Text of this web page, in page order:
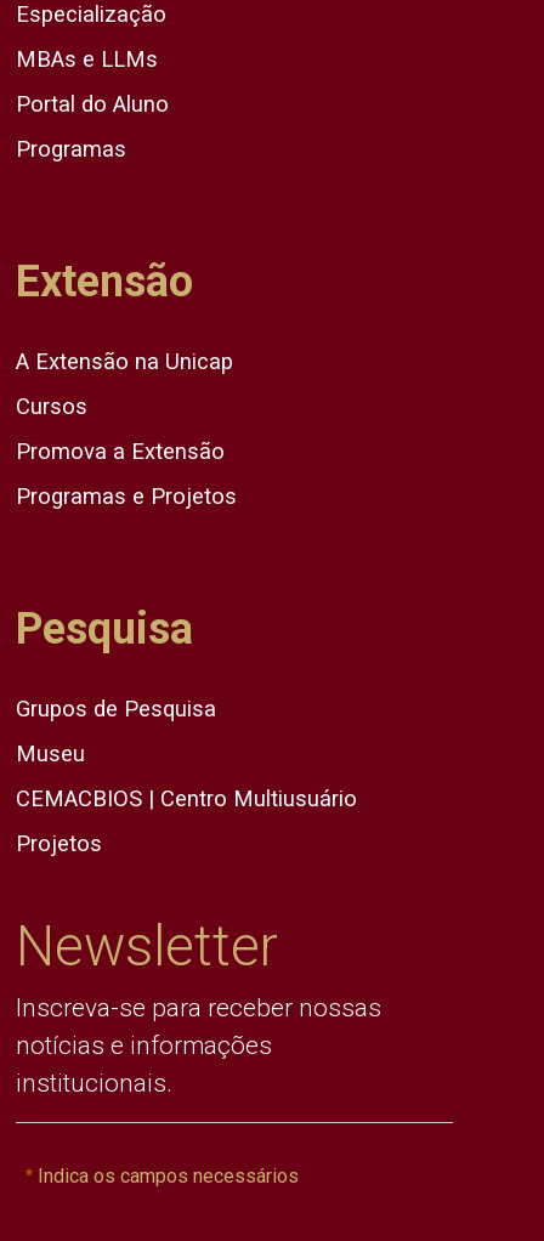
Especialização
MBAs e LLMs
Portal do Aluno
Programas
Extensão
A Extensão na Unicap
Cursos
Promova a Extensão
Programas e Projetos
Pesquisa
Grupos de Pesquisa
Museu
CEMACBIOS | Centro Multiusuário
Projetos
Newsletter
Inscreva-se para receber nossas
notícias e informações
institucionais.
Indica os campos necessários